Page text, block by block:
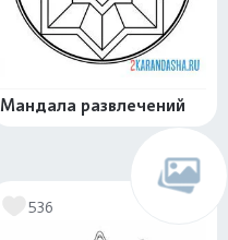
Мандала развлечений
536